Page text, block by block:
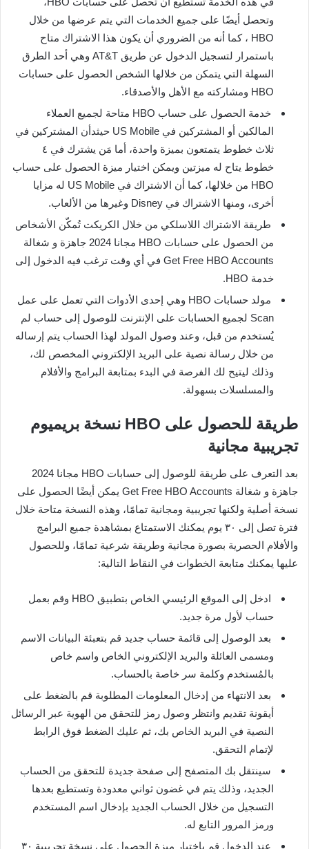
وتحصل أيضًا على جميع الخدمات التي يتم عرضها من خلال
HBO ، كما أنه من الضروري أن يكون هذا الاشتراك متاح
باستمرار لتسجيل الدخول عن طريق AT&T وهي أحد الطرق
السهلة التي يتمكن من خلالها الشخص الحصول على حسابات
HBO ومشاركته مع الأهل والأصدقاء.
خدمة الحصول على حساب HBO متاحة لجميع العملاء
المالكين أو المشتركين في US Mobile حيثدأن المشتركين في
ثلاث خطوط يتمتعون بميزة واحدة، أما مَن يشترك في ٤
خطوط يتاح له ميزتين ويمكن اختيار ميزة الحصول على حساب
HBO من خلالها، كما أن الاشتراك في US Mobile له مزايا
أخرى، ومنها الاشتراك في Disney وغيرها من الألعاب.
طريقة الاشتراك اللاسلكي من خلال الكريكت تُمكّن الأشخاص
من الحصول على حسابات HBO مجانا 2024 جاهزة و شغالة
Get Free HBO Accounts في أي وقت ترغب فيه الدخول إلى
خدمة HBO.
مولد حسابات HBO وهي إحدى الأدوات التي تعمل على عمل
Scan لجميع الحسابات على الإنترنت للوصول إلى حساب لم
يُستخدم من قبل، وعند وصول المولد لهذا الحساب يتم إرساله
من خلال رسالة نصية على البريد الإلكتروني المخصص لك،
وذلك ليتيح لك الفرصة في البدء بمتابعة البرامج والأفلام
والمسلسلات بسهولة.
طريقة للحصول على HBO نسخة بريميوم
تجريبية مجانية
بعد التعرف على طريقة للوصول إلى حسابات HBO مجانا 2024
جاهزة و شغالة Get Free HBO Accounts يمكن أيضًا الحصول على
نسخة أصلية ولكنها تجريبية ومجانية تمامًا، وهذه النسخة متاحة خلال
فترة تصل إلى ٣٠ يوم يمكنك الاستمتاع بمشاهدة جميع البرامج
والأفلام الحصرية بصورة مجانية وطريقة شرعية تمامًا، وللحصول
عليها يمكنك متابعة الخطوات في النقاط التالية:
ادخل إلى الموقع الرئيسي الخاص بتطبيق HBO وقم بعمل
حساب لأول مرة جديد.
بعد الوصول إلى قائمة حساب جديد قم بتعبئة البيانات الاسم
ومسمى العائلة والبريد الإلكتروني الخاص واسم خاص
بالمُستخدم وكلمة سر خاصة بالحساب.
بعد الانتهاء من إدخال المعلومات المطلوبة قم بالضغط على
أيقونة تقديم وانتظر وصول رمز للتحقق من الهوية عبر الرسائل
النصية في البريد الخاص بك، ثم عليك الضغط فوق الرابط
لإتمام التحقق.
سينتقل بك المتصفح إلى صفحة جديدة للتحقق من الحساب
الجديد، وذلك يتم في غضون ثواني معدودة وتستطيع بعدها
التسجيل من خلال الحساب الجديد بإدخال اسم المستخدم
ورمز المرور التابع له.
عند الدخول قم باختيار ميزة الحصول على نسخة تجريبية ٣٠